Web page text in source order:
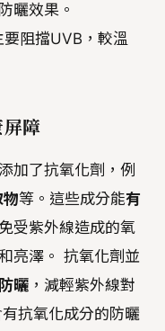
曬效果。
要阻擋UVB，較溫
障
加了抗氧化劑，例
等。這些成分能有
受紫外線造成的氧
亮澤。 抗氧化劑並
曬 ，減輕紫外線對
抗氧化成分的防曬